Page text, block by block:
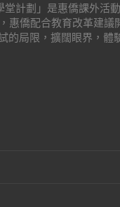
堂計劃」是惠僑課外活
惠僑配合教育改革建議
的局限，擴闊眼界，體